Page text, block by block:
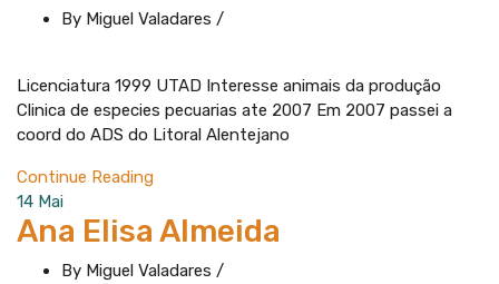
By Miguel Valadares /
Licenciatura 1999 UTAD Interesse animais da produção
Clinica de especies pecuarias ate 2007 Em 2007 passei a
coord do ADS do Litoral Alentejano
Continue Reading
14 Mai
Ana Elisa Almeida
By Miguel Valadares /